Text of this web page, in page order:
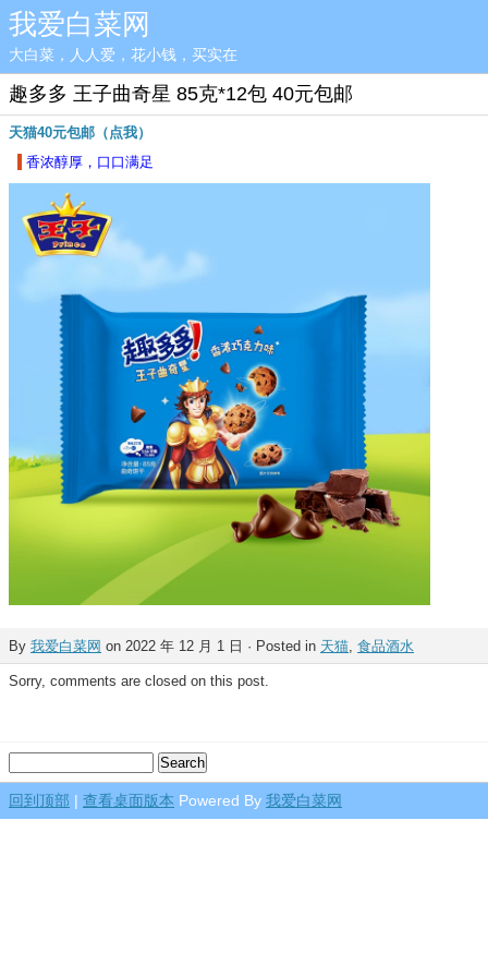
我爱白菜网
大白菜，人人爱，花小钱，买实在
趣多多 王子曲奇星 85克*12包 40元包邮
天猫40元包邮（点我）
香浓醇厚，口口满足
By 我爱白菜网 on 2022 年 12 月 1 日 · Posted in 天猫, 食品酒水
Sorry, comments are closed on this post.
回到顶部 | 查看桌面版本 Powered By 我爱白菜网